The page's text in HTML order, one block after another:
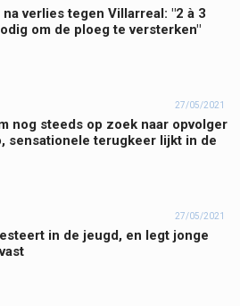
verlies tegen Villarreal: "2 à 3
om de ploeg te versterken"
27/05/2021
nog steeds op zoek naar opvolger
sensationele terugkeer lijkt in de
27/05/2021
in de jeugd, en legt jonge